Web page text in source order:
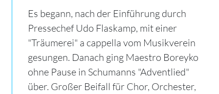
Es begann, nach der Einführung durch
Pressechef Udo Flaskamp, mit einer
"Träumerei" a cappella vom Musikverein
gesungen. Danach ging Maestro Boreyko
ohne Pause in Schumanns "Adventlied"
über. Großer Beifall für Chor, Orchester,